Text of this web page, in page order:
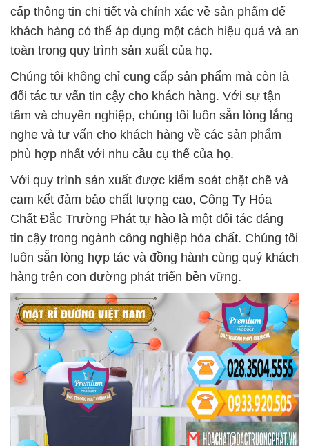
cấp thông tin chi tiết và chính xác về sản phẩm để
khách hàng có thể áp dụng một cách hiệu quả và an
toàn trong quy trình sản xuất của họ.
Chúng tôi không chỉ cung cấp sản phẩm mà còn là
đối tác tư vấn tin cậy cho khách hàng. Với sự tận
tâm và chuyên nghiệp, chúng tôi luôn sẵn lòng lắng
nghe và tư vấn cho khách hàng về các sản phẩm
phù hợp nhất với nhu cầu cụ thể của họ.
Với quy trình sản xuất được kiểm soát chặt chẽ và
cam kết đảm bảo chất lượng cao, Công Ty Hóa
Chất Đắc Trường Phát tự hào là một đối tác đáng
tin cậy trong ngành công nghiệp hóa chất. Chúng tôi
luôn sẵn lòng hợp tác và đồng hành cùng quý khách
hàng trên con đường phát triển bền vững.